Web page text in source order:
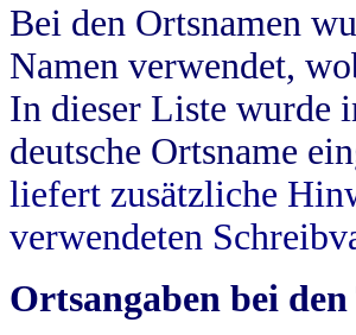
Bei den Ortsnamen
Namen verwendet,
In dieser Liste wurde
deutsche Ortsname
liefert zusätzliche
verwendeten
Ortsangaben bei